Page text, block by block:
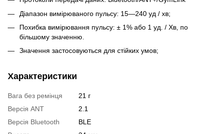
Діапазон вимірюваного пульсу: 15—240 уд / хв;
Похибка вимірювання пульсу: ± 1% або 1 уд. / Хв, по
більшому значенню.
Значення застосовуються для стійких умов;
Характеристики
Вага без ремінця
21 г
Версія ANT
2.1
Версія Bluetooth
BLE